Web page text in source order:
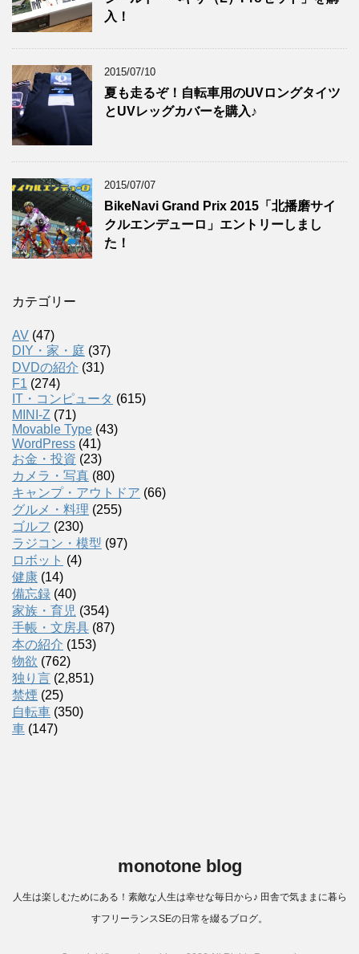
入！
2015/07/10
夏も走るぞ！自転車用のUVロングタイツ
とUVレッグカバーを購入♪
2015/07/07
BikeNavi Grand Prix 2015「北播磨サイ
クルエンデューロ」エントリーしまし
た！
カテゴリー
AV (47)
DIY・家・庭 (37)
DVDの紹介 (31)
F1 (274)
IT・コンピュータ (615)
MINI-Z (71)
Movable Type (43)
WordPress (41)
お金・投資 (23)
カメラ・写真 (80)
キャンプ・アウトドア (66)
グルメ・料理 (255)
ゴルフ (230)
ラジコン・模型 (97)
ロボット (4)
健康 (14)
備忘録 (40)
家族・育児 (354)
手帳・文房具 (87)
本の紹介 (153)
物欲 (762)
独り言 (2,851)
禁煙 (25)
自転車 (350)
車 (147)
monotone blog
人生は楽しむためにある！素敵な人生は幸せな毎日から♪ 田舎で気ままに暮ら
すフリーランスSEの日常を綴るブログ。